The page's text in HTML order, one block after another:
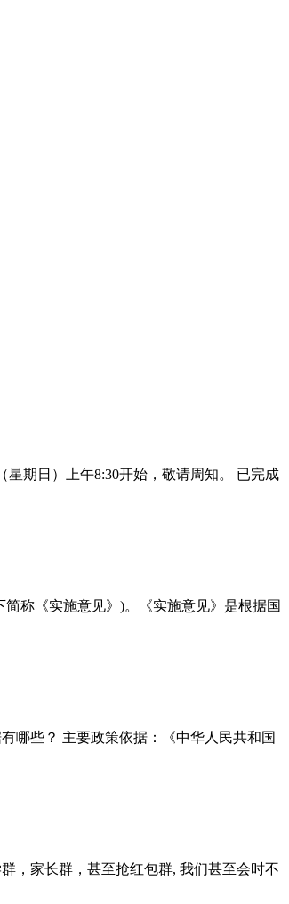
星期日）上午8:30开始，敬请周知。 已完成
称《实施意见》)。《实施意见》是根据国
哪些？ 主要政策依据：《中华人民共和国
，家长群，甚至抢红包群, 我们甚至会时不